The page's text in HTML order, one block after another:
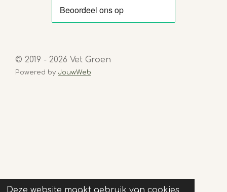
Deze website maakt gebruik van cookies
© 2019 - 2026 Vet Groen
Powered by JouwWeb